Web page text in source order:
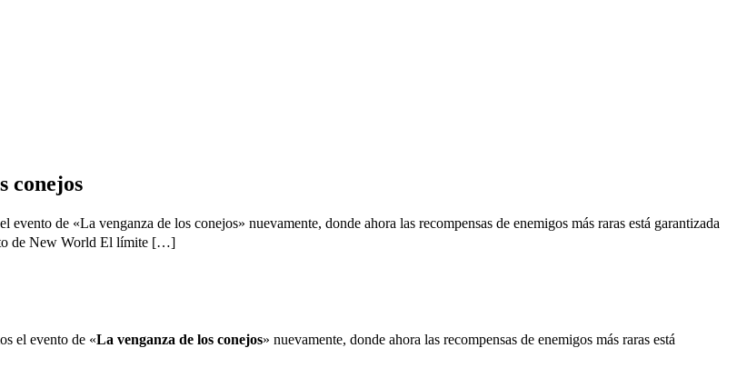
conejos
de «La venganza de los conejos» nuevamente, donde ahora las recompensas de enemigos más raras está garantizada
de New World El límite […]
el evento de «La venganza de los conejos» nuevamente, donde ahora las recompensas de enemigos más raras está